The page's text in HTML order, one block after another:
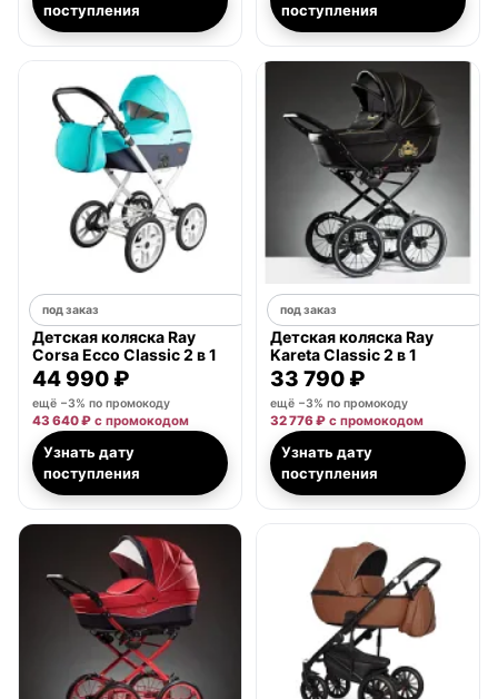
поступления
поступления
под заказ
Детская коляска Ray
Corsa Ecco Classic 2 в 1
44 990 ₽
ещё −3% по промокоду
43 640 ₽ с промокодом
Узнать дату
поступления
под заказ
Детская коляска Ray
Kareta Classic 2 в 1
33 790 ₽
ещё −3% по промокоду
32 776 ₽ с промокодом
Узнать дату
поступления